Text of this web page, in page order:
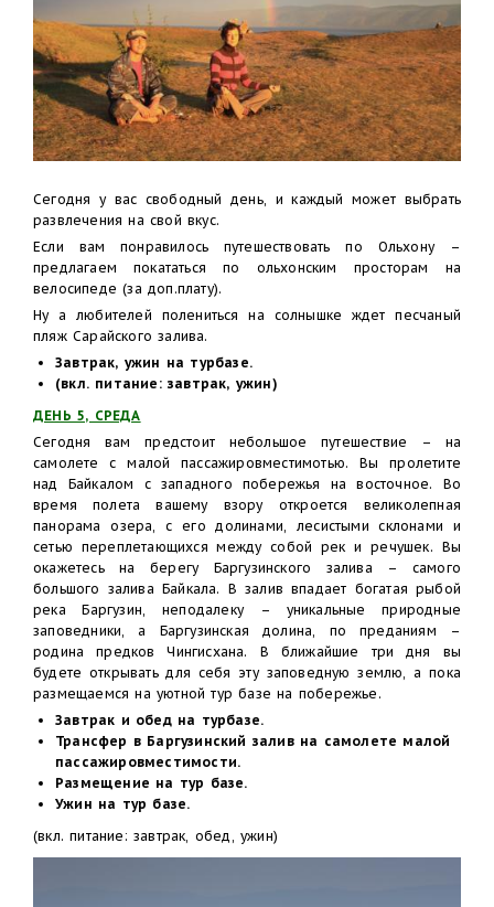
Сегодня у вас свободный день, и каждый может выбрать
развлечения на свой вкус.
Если вам понравилось путешествовать по Ольхону –
предлагаем покататься по ольхонским просторам на
велосипеде (за доп.плату).
Ну а любителей полениться на солнышке ждет песчаный
пляж Сарайского залива.
Завтрак, ужин на турбазе.
(вкл. питание: завтрак, ужин)
ДЕНЬ 5, СРЕДА
Сегодня вам предстоит небольшое путешествие – на
самолете с малой пассажировместимотью. Вы пролетите
над Байкалом с западного побережья на восточное. Во
время полета вашему взору откроется великолепная
панорама озера, с его долинами, лесистыми склонами и
сетью переплетающихся между собой рек и речушек. Вы
окажетесь на берегу Баргузинского залива – самого
большого залива Байкала. В залив впадает богатая рыбой
река Баргузин, неподалеку – уникальные природные
заповедники, а Баргузинская долина, по преданиям –
родина предков Чингисхана. В ближайшие три дня вы
будете открывать для себя эту заповедную землю, а пока
размещаемся на уютной тур базе на побережье.
Завтрак и обед на турбазе.
Трансфер в Баргузинский залив на самолете малой
пассажировместимости.
Размещение на тур базе.
Ужин на тур базе.
(вкл. питание: завтрак, обед, ужин)